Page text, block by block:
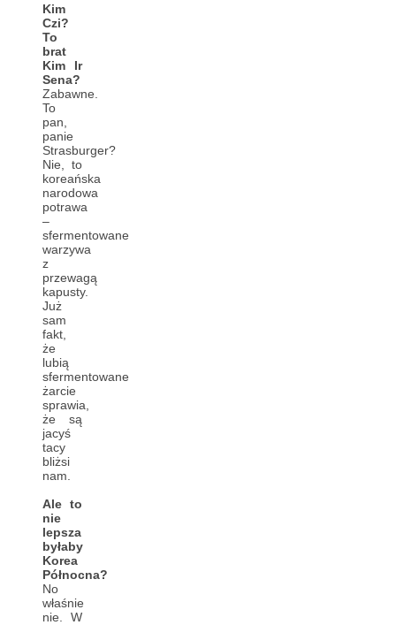
Kim
Czi?
To
brat
Kim Ir
Sena?
Zabawne.
To
pan,
panie
Strasburger?
Nie, to
koreańska
narodowa
potrawa
–
sfermentowane
warzywa
z
przewagą
kapusty.
Już
sam
fakt,
że
lubią
sfermentowane
żarcie
sprawia,
że są
jacyś
tacy
bliżsi
nam.
Ale to
nie
lepsza
byłaby
Korea
Północna?
No
właśnie
nie. W